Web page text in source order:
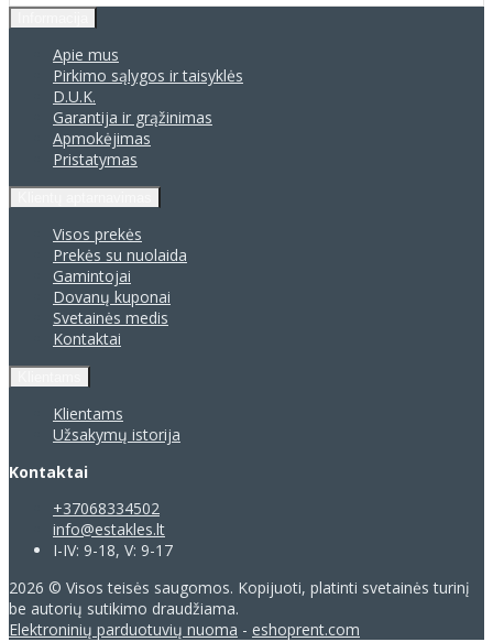
Apie mus
Pirkimo sąlygos ir taisyklės
D.U.K.
Garantija ir grąžinimas
Apmokėjimas
Pristatymas
Visos prekės
Prekės su nuolaida
Gamintojai
Dovanų kuponai
Svetainės medis
Kontaktai
Klientams
Užsakymų istorija
Kontaktai
+37068334502
info@estakles.lt
I-IV: 9-18, V: 9-17
2026 © Visos teisės saugomos. Kopijuoti, platinti svetainės turinį
be autorių sutikimo draudžiama.
Elektroninių parduotuvių nuoma - eshoprent.com